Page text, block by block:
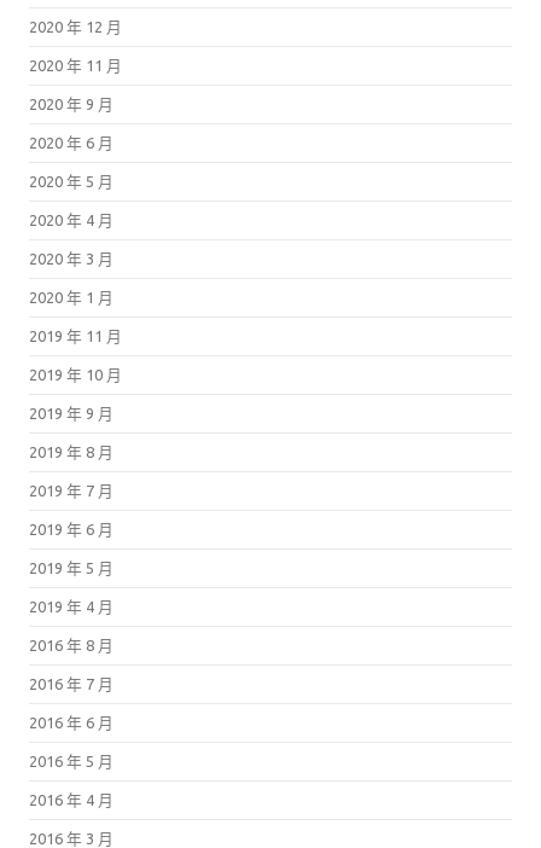
2020 年 12 月
2020 年 11 月
2020 年 9 月
2020 年 6 月
2020 年 5 月
2020 年 4 月
2020 年 3 月
2020 年 1 月
2019 年 11 月
2019 年 10 月
2019 年 9 月
2019 年 8 月
2019 年 7 月
2019 年 6 月
2019 年 5 月
2019 年 4 月
2016 年 8 月
2016 年 7 月
2016 年 6 月
2016 年 5 月
2016 年 4 月
2016 年 3 月